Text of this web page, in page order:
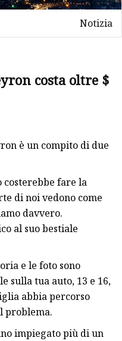
Notizia
costa oltre $
è un compito di due
costerebbe fare la
di noi vedono come
davvero.
al suo bestiale
e le foto sono
sulla tua auto, 13 e 16,
abbia percorso
problema.
impiegato più di un